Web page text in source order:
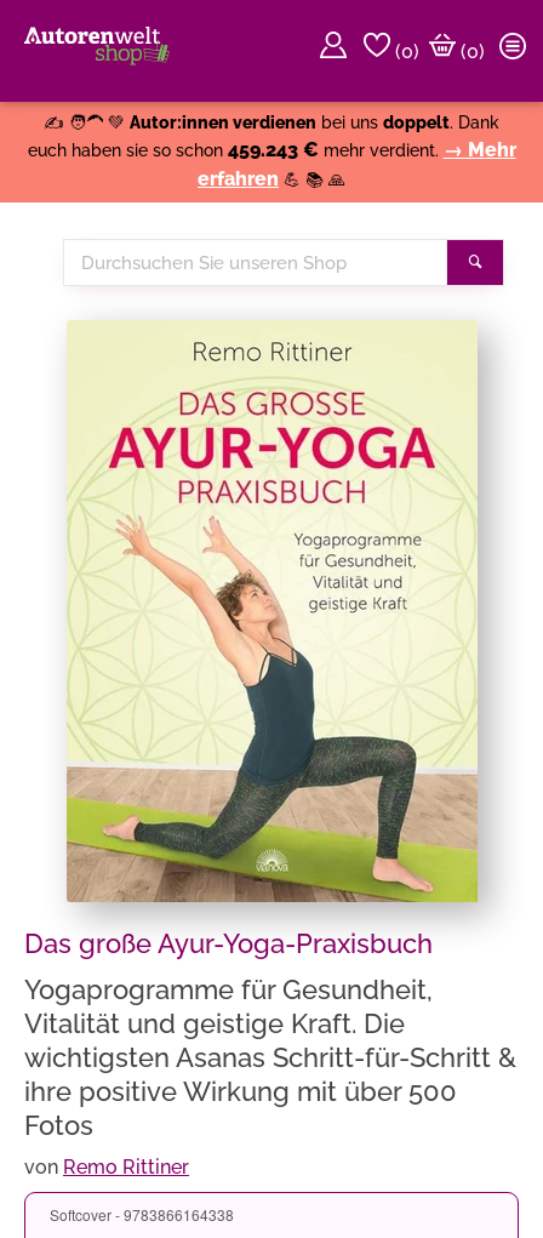
(0)
(0)
✍️ 🧑‍🦱 💚 Autor:innen verdienen bei uns doppelt. Dank
euch haben sie so schon 459.243 € mehr verdient. → Mehr
erfahren 💪 📚 🙏
Durchsuchen
Sie
Das große Ayur-Yoga-Praxisbuch
Yogaprogramme für Gesundheit,
Vitalität und geistige Kraft. Die
wichtigsten Asanas Schritt-für-Schritt &
ihre positive Wirkung mit über 500
Fotos
von Remo Rittiner
Softcover - 9783866164338